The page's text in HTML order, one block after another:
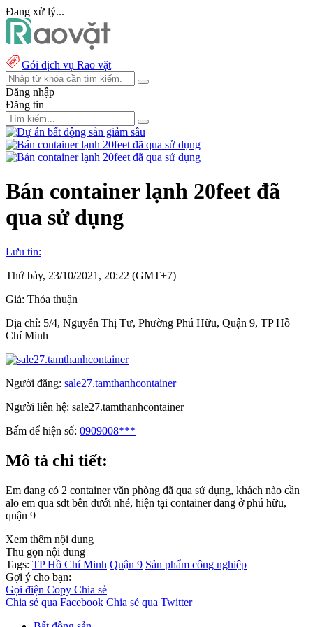
Đang xử lý...
Gói dịch vụ Rao vặt
Đăng nhập
Đăng tin
Bán container lạnh 20feet đã
qua sử dụng
Lưu tin:
Thứ bảy, 23/10/2021, 20:22 (GMT+7)
Giá: Thỏa thuận
Địa chỉ: 5/4, Nguyễn Thị Tư, Phường Phú Hữu, Quận 9, TP Hồ
Chí Minh
Người đăng: sale27.tamthanhcontainer
Người liên hệ: sale27.tamthanhcontainer
Bấm để hiện số: 0909008***
Mô tả chi tiết:
Em đang có 2 container văn phòng đã qua sử dụng, khách nào cần
alo em qua sđt bên dưới nhé, hiện tại container đang ở phú hữu,
quận 9
Xem thêm nội dung
Thu gọn nội dung
Tags: TP Hồ Chí Minh Quận 9 Sản phẩm công nghiệp
Gợi ý cho bạn:
Gọi điện Copy Chia sẻ
Chia sẻ qua Facebook Chia sẻ qua Twitter